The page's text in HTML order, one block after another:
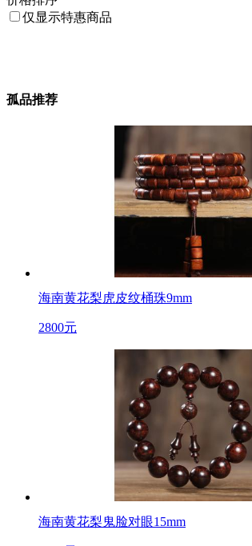
仅显示特惠商品
孤品推荐
海南黄花梨虎皮纹桶珠9mm
2800元
海南黄花梨鬼脸对眼15mm